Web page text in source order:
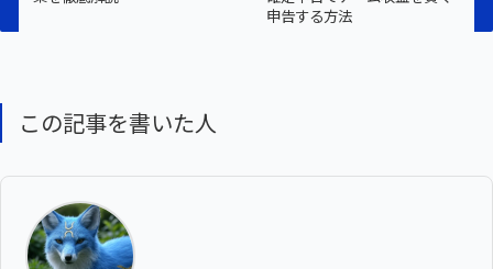
申告する方法
この記事を書いた人